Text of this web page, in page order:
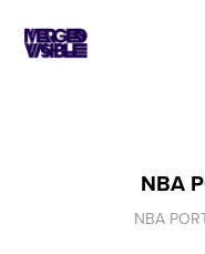
NBA
NBA